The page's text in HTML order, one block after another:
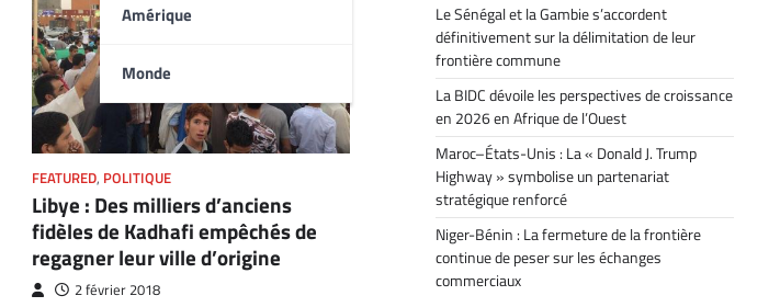
Amérique
Monde
FEATURED, POLITIQUE
Libye : Des milliers d’anciens
fidèles de Kadhafi empêchés de
regagner leur ville d’origine
2 février 2018
Le Sénégal et la Gambie s’accordent
définitivement sur la délimitation de leur
frontière commune
La BIDC dévoile les perspectives de croissance
en 2026 en Afrique de l’Ouest
Maroc–États-Unis : La « Donald J. Trump
Highway » symbolise un partenariat
stratégique renforcé
Niger-Bénin : La fermeture de la frontière
continue de peser sur les échanges
commerciaux